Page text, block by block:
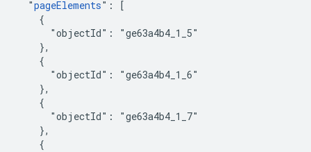
  "
pageElements": [
    {
      "objectId": "ge63a4b4_1_5"
    },
    {
      "objectId": "ge63a4b4_1_6"
    },
    {
      "objectId": "ge63a4b4_1_7"
    },
    {